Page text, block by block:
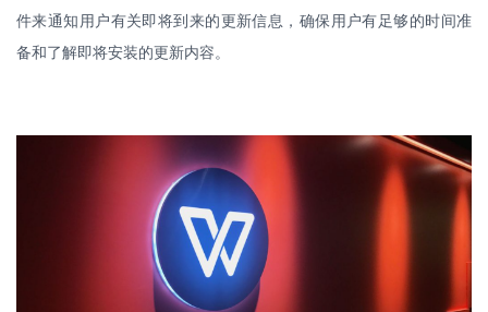
件来通知用户有关即将到来的更新信息，确保用户有足够的时间准
备和了解即将安装的更新内容。